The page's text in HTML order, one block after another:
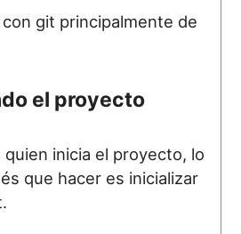
git principalmente de
el proyecto
inicia el proyecto, lo
que hacer es inicializar